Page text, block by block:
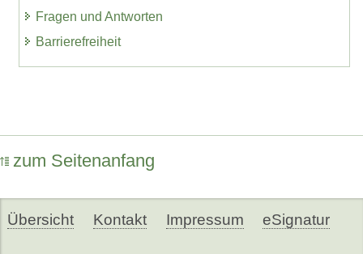
Fragen und Antworten
Barrierefreiheit
zum Seitenanfang
Übersicht Kontakt Impressum eSignatur